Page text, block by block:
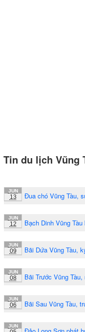
Tin du lịch Vũng
JUN
13 Đua chó Vũng Tàu,
JUN
12 Bạch Dinh Vũng
JUN
09 Bãi Dứa Vũng Tàu,
JUN
08 Bãi Trước Vũng
JUN
06 Bãi Sau Vũng Tàu,
JUN